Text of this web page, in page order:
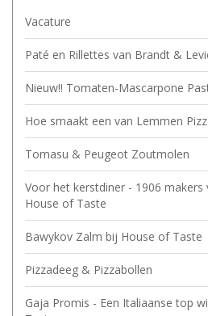
Vacature
Paté en Rillettes van Brandt &
Nieuw!! Tomaten-Mascarpone
Hoe smaakt een van Lemmen
Tomasu & Peugeot Zoutmolen
Voor het kerstdiner - 1906 makers
House of Taste
Bawykov Zalm bij House of Taste
Pizzadeeg & Pizzabollen
Gaja Promis - Een Italiaanse top